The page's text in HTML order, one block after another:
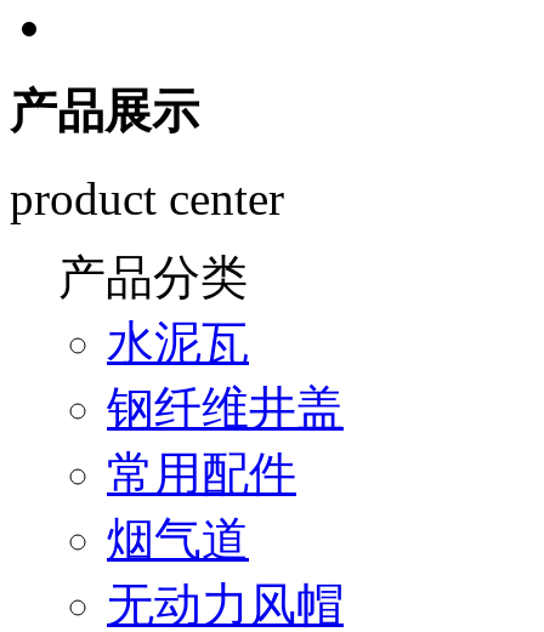
产品展示
product center
产品分类
水泥瓦
钢纤维井盖
常用配件
烟气道
无动力风帽